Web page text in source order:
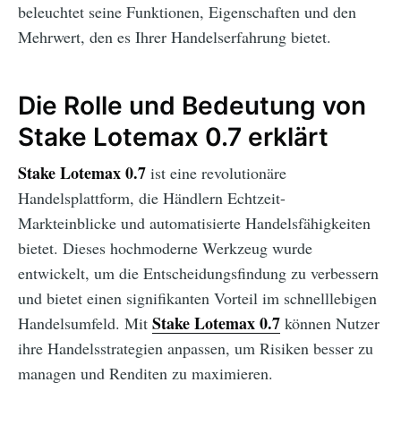
beleuchtet seine Funktionen, Eigenschaften und den
Mehrwert, den es Ihrer Handelserfahrung bietet.
Die Rolle und Bedeutung von
Stake Lotemax 0.7 erklärt
Stake Lotemax 0.7 ist eine revolutionäre
Handelsplattform, die Händlern Echtzeit-
Markteinblicke und automatisierte Handelsfähigkeiten
bietet. Dieses hochmoderne Werkzeug wurde
entwickelt, um die Entscheidungsfindung zu verbessern
und bietet einen signifikanten Vorteil im schnelllebigen
Handelsumfeld. Mit Stake Lotemax 0.7 können Nutzer
ihre Handelsstrategien anpassen, um Risiken besser zu
managen und Renditen zu maximieren.